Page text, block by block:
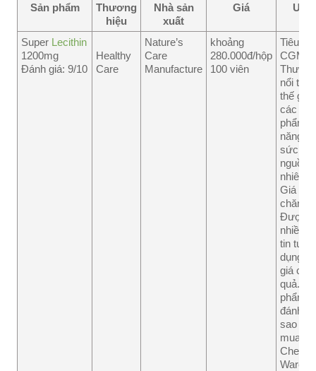
Sản phẩm
Thương
hiệu
Nhà sản
xuất
Giá Ưu
Super Lecithin
1200mg
Đánh giá: 9/10
Healthy
Care
Nature’s
Care
Manufacture
khoảng
280.000đ/hộp
100 viên
Tiêu
CGMP.
nổi
thế
các
phẩm
năng
sức
nguồn
nhiên.
Giá cả
chăng.
Được
nhiều
tin
dụng
giá có
quả.
phẩm
đánh
sao
mua